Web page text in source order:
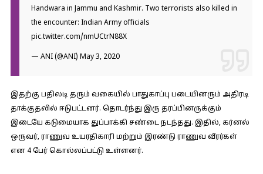
Handwara in Jammu and Kashmir. Two terrorists also killed in
the encounter: Indian Army officials
pic.twitter.com/nmUCtrN88X
— ANI (@ANI) May 3, 2020
இதற்கு பதிலடி தரும் வகையில் பாதுகாப்பு படையினரும் அதிரடி
தாக்குதலில் ஈடுபட்டனர். தொடர்ந்து இரு தரப்பினருக்கும்
இடையே கடுமையாக துப்பாக்கி சண்டை நடந்தது. இதில், கர்னல்
ஒருவர், ராணுவ உயரதிகாரி மற்றும் இரண்டு ராணுவ வீரர்கள்
என 4 பேர் கொல்லப்பட்டு உள்ளனர்.